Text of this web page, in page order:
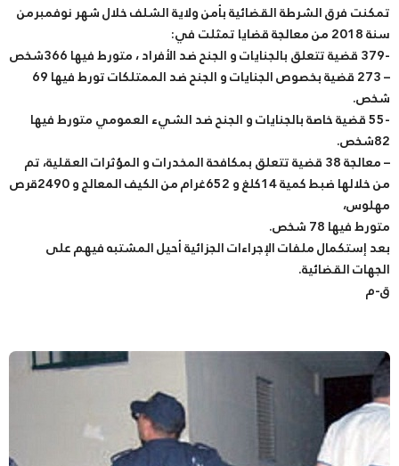
تمكنت فرق الشرطة القضائية بأمن ولاية الشلف خلال شهر نوفمبرمن
سنة 2018 من معالجة قضايا تمثلت في:
-379 قضية تتعلق بالجنايات و الجنح ضد الأفراد ، متورط فيها 366شخص
– 273 قضية بخصوص الجنايات و الجنح ضد الممتلكات تورط فيها 69
شخص.
-55 قضية خاصة بالجنايات و الجنح ضد الشيء العمومي متورط فيها
82شخص.
– معالجة 38 قضية تتعلق بمكافحة المخدرات و المؤثرات العقلية، تم
من خلالها ضبط كمية 14كلغ و 652غرام من الكيف المعالج و 2490قرص
مهلوس،
متورط فيها 78 شخص.
بعد إستكمال ملفات الإجراءات الجزائية أحيل المشتبه فيهم على
الجهات القضائية.
ق-م